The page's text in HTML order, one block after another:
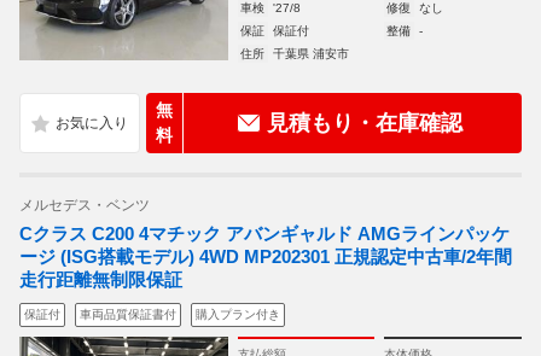
車検
'27/8 修復
なし
保証
保証付 整備
-
住所
千葉県 浦安市
無
料
見積もり・在庫確認
メルセデス・ベンツ
Cクラス C200 4マチック アバンギャルド AMGラインパッケ
ージ (ISG搭載モデル) 4WD MP202301 正規認定中古車/2年間
走行距離無制限保証
保証付 車両品質保証書付 購入プラン付き